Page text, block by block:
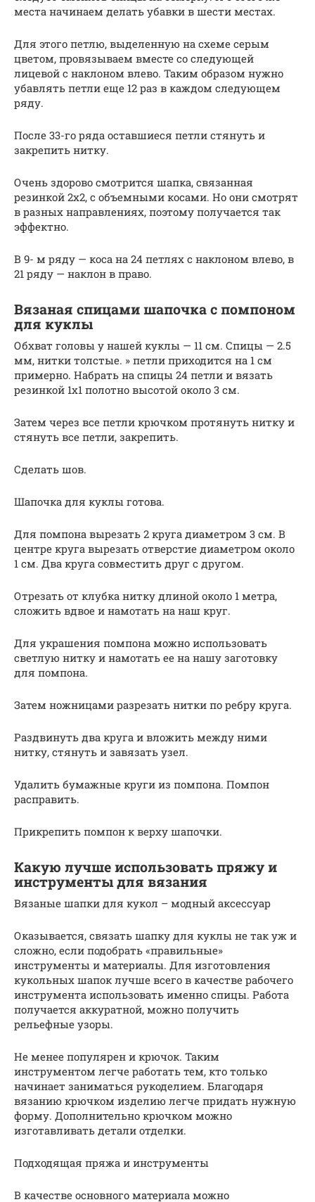
места начинаем делать убавки в шести местах.
Для этого петлю, выделенную на схеме серым
цветом, провязываем вместе со следующей
лицевой с наклоном влево. Таким образом нужно
убавлять петли еще 12 раз в каждом следующем
ряду.
После 33-го ряда оставшиеся петли стянуть и
закрепить нитку.
Очень здорово смотрится шапка, связанная
резинкой 2х2, с объемными косами. Но они смотрят
в разных направлениях, поэтому получается так
эффектно.
В 9- м ряду — коса на 24 петлях с наклоном влево, в
21 ряду — наклон в право.
Вязаная спицами шапочка с помпоном
для куклы
Обхват головы у нашей куклы — 11 см. Спицы — 2.5
мм, нитки толстые. » петли приходится на 1 см
примерно. Набрать на спицы 24 петли и вязать
резинкой 1х1 полотно высотой около 3 см.
Затем через все петли крючком протянуть нитку и
стянуть все петли, закрепить.
Сделать шов.
Шапочка для куклы готова.
Для помпона вырезать 2 круга диаметром 3 см. В
центре круга вырезать отверстие диаметром около
1 см. Два круга совместить друг с другом.
Отрезать от клубка нитку длиной около 1 метра,
сложить вдвое и намотать на наш круг.
Для украшения помпона можно использовать
светлую нитку и намотать ее на нашу заготовку
для помпона.
Затем ножницами разрезать нитки по ребру круга.
Раздвинуть два круга и вложить между ними
нитку, стянуть и завязать узел.
Удалить бумажные круги из помпона. Помпон
расправить.
Прикрепить помпон к верху шапочки.
Какую лучше использовать пряжу и
инструменты для вязания
Вязаные шапки для кукол – модный аксессуар
Оказывается, связать шапку для куклы не так уж и
сложно, если подобрать «правильные»
инструменты и материалы. Для изготовления
кукольных шапок лучше всего в качестве рабочего
инструмента использовать именно спицы. Работа
получается аккуратной, можно получить
рельефные узоры.
Не менее популярен и крючок. Таким
инструментом легче работать тем, кто только
начинает заниматься рукоделием. Благодаря
вязанию крючком изделию легче придать нужную
форму. Дополнительно крючком можно
изготавливать детали отделки.
Подходящая пряжа и инструменты
В качестве основного материала можно